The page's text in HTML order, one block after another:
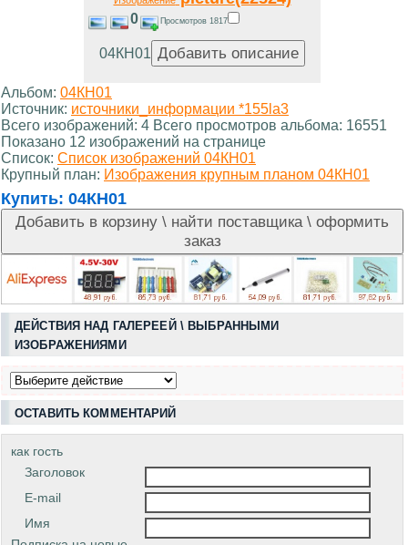
0 Просмотров 1817
04КН01
Альбом: 04КН01
Источник: источники_информации *155la3
Всего изображений: 4 Всего просмотров альбома: 16551
Показано 12 изображений на странице
Список: Список изображений 04КН01
Крупный план: Изображения крупным планом 04КН01
Купить: 04КН01
ДЕЙСТВИЯ НАД ГАЛЕРЕЕЙ \ ВЫБРАННЫМИ
ИЗОБРАЖЕНИЯМИ
ОСТАВИТЬ КОММЕНТАРИЙ
как гость
Заголовок
E-mail
Имя